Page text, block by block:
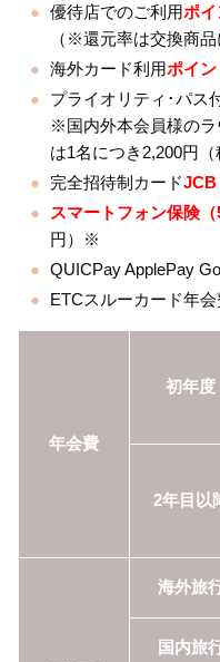
優待店でのご利用ポイ
（※還元率は交換商品
海外カード利用ポイン
プライオリティ･パス
※国内外本会員様のラ
は1名につき2,200円（
完全招待制カードJCB
スマートフォン保険（
円）※
QUICPay ApplePay
ETCスルーカード年
年会費
初年度
2年目以
海外旅
国内旅